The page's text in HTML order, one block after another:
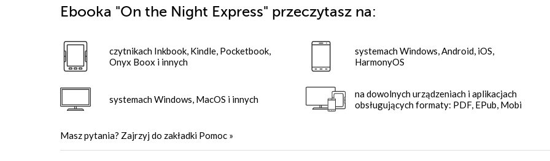
Ebooka "On the Night Express" przeczytasz na:
czytnikach Inkbook, Kindle, Pocketbook,
Onyx Boox i innych
systemach Windows, MacOS i innych
systemach Windows, Android, iOS,
HarmonyOS
na dowolnych urządzeniach i aplikacjach
obsługujących formaty: PDF, EPub, Mobi
Masz pytania? Zajrzyj do zakładki Pomoc »